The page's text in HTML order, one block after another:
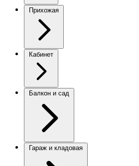
Прихожая
Кабинет
Балкон и сад
Гараж и кладовая